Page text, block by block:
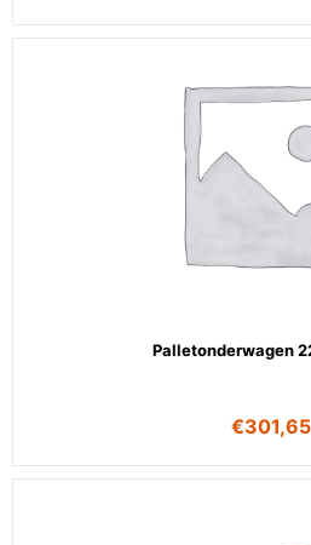
Palletonderwagen
€301,65